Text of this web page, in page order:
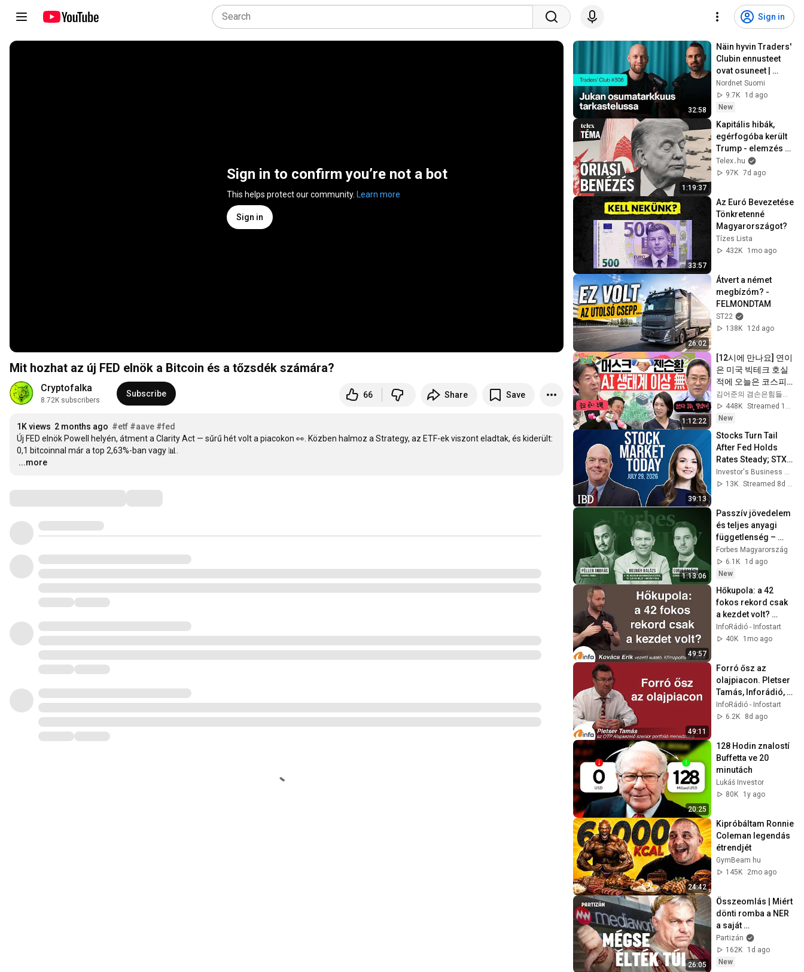
Sign in
Sign in to confirm you’re not a bot
This helps protect our community. Learn more
Sign in
Mit hozhat az új FED elnök a Bitcoin és a tőzsdék számára?
Cryptofalka
8.72K subscribers
Subscribe 66 Share Save
1K views 2 months ago #etf #aave #fed
Új FED elnök Powell helyén, átment a Clarity Act — sűrű hét volt a piacokon 👀. Közben halmoz a Strategy, az ETF-ek viszont eladtak, és kiderült:
…
...more
32:58
Näin hyvin Traders'
Clubin ennusteet
ovat osuneet |
Traders' Club 308
Nordnet Suomi
9.7K
1d ago
New
1:19:37
Kapitális hibák,
egérfogóba került
Trump - elemzés
az iráni háborúról
Telex․hu
97K 7d ago
33:57
Az Euró Bevezetése
Tönkretenné
Magyarországot?
Tízes Lista
432K
1mo ago
26:02
Átvert a német
megbízóm? -
FELMONDTAM
ST22
138K
12d ago
1:12:22
[12시에 만나요] 연이
은 미국 빅테크 호실
적에 오늘은 코스피
매수 사이드카! 코스
닥 800 안착 가능할
까?ㅣ2026년 8월 5
448K
New
39:13
Stocks Turn Tail
After Fed Holds
Rates Steady; STX,
SNOW, ARQT In
Focus | Stock
13K
1:13:06
Passzív jövedelem
és teljes anyagi
függetlenség –
elérhető cél vagy
vágyálom? /
Forbes Money #24
Forbes Magyarország
6.1K
1d ago
New
49:57
Hőkupola: a 42
fokos rekord csak
a kezdet volt?
Kovács Erik,
Inforádió, Aréna
InfoRádió - Infostart
40K
1mo ago
49:11
Forró ősz az
olajpiacon. Pletser
Tamás, Inforádió,
Aréna
InfoRádió - Infostart
6.2K
8d ago
20:25
128 Hodin znalostí
Buffetta ve 20
minutách
Lukáš Investor
80K
1y ago
24:42
Kipróbáltam Ronnie
Coleman legendás
étrendjét
GymBeam hu
145K
2mo ago
26:05
Összeomlás | Miért
dönti romba a NER
a saját
médiabirodalmát?
Partizán
162K
1d ago
New